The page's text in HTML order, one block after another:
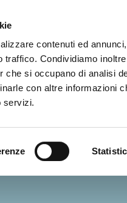
contenuti ed
traffico. Condividiamo
che si occupano di analisi
con altre informazioni
servizi.